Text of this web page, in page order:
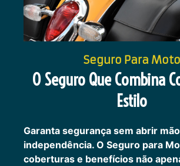
Seguro Para Moto
O Seguro Que Combina
Estilo
Garanta segurança sem abrir
independência. O Seguro para
coberturas e benefícios não